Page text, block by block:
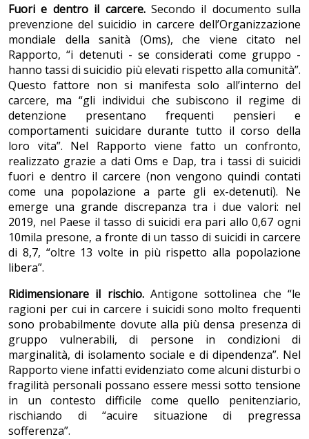
Fuori e dentro il carcere. Secondo il documento sulla
prevenzione del suicidio in carcere dell’Organizzazione
mondiale della sanità (Oms), che viene citato nel
Rapporto, “i detenuti - se considerati come gruppo -
hanno tassi di suicidio più elevati rispetto alla comunità”.
Questo fattore non si manifesta solo all’interno del
carcere, ma “gli individui che subiscono il regime di
detenzione presentano frequenti pensieri e
comportamenti suicidare durante tutto il corso della
loro vita”. Nel Rapporto viene fatto un confronto,
realizzato grazie a dati Oms e Dap, tra i tassi di suicidi
fuori e dentro il carcere (non vengono quindi contati
come una popolazione a parte gli ex-detenuti). Ne
emerge una grande discrepanza tra i due valori: nel
2019, nel Paese il tasso di suicidi era pari allo 0,67 ogni
10mila presone, a fronte di un tasso di suicidi in carcere
di 8,7, “oltre 13 volte in più rispetto alla popolazione
libera”.
Ridimensionare il rischio. Antigone sottolinea che “le
ragioni per cui in carcere i suicidi sono molto frequenti
sono probabilmente dovute alla più densa presenza di
gruppo vulnerabili, di persone in condizioni di
marginalità, di isolamento sociale e di dipendenza”. Nel
Rapporto viene infatti evidenziato come alcuni disturbi o
fragilità personali possano essere messi sotto tensione
in un contesto difficile come quello penitenziario,
rischiando di “acuire situazione di pregressa
sofferenza”.